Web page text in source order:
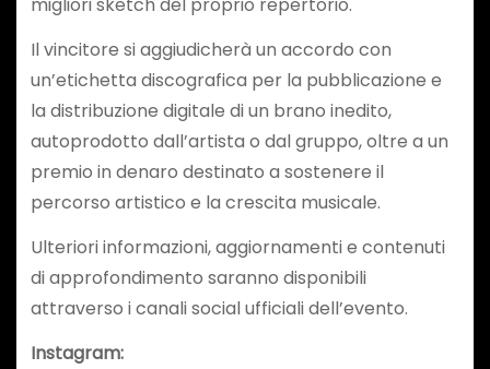
migliori sketch del proprio repertorio.
Il vincitore si aggiudicherà un accordo con
un’etichetta discografica per la pubblicazione e
la distribuzione digitale di un brano inedito,
autoprodotto dall’artista o dal gruppo, oltre a un
premio in denaro destinato a sostenere il
percorso artistico e la crescita musicale.
Ulteriori informazioni, aggiornamenti e contenuti
di approfondimento saranno disponibili
attraverso i canali social ufficiali dell’evento.
Instagram: